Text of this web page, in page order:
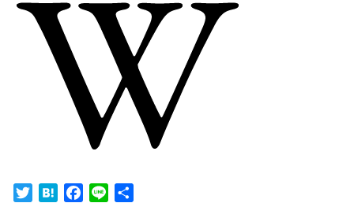
TwitterHatenaFacebook
Line